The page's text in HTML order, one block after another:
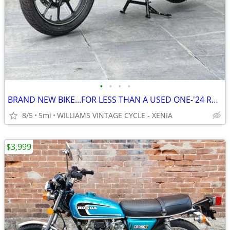
• • • •
BRAND NEW BIKE...FOR LESS THAN A USED ONE-'24 ROYAL ENFIELD METEOR 350
8/5 5mi WILLIAMS VINTAGE CYCLE - XENIA
$3,999